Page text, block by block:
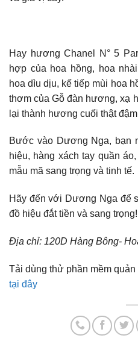
Hay hương Chanel N° 5
hợp của hoa hồng, hoa
hoa dìu dịu, kế tiếp mùi hoa
thơm của Gỗ đàn hương, xạ
lại thành hương cuối thật
Bước vào Dương Nga, bạn
hiệu, hàng xách tay quần
mẫu mã sang trọng và tinh tế.
Hãy đến với Dương Nga để
đồ hiệu đắt tiền và sang trọng!
Địa chỉ: 120D Hàng Bông-
Tải dùng thử phần mềm
tại đây